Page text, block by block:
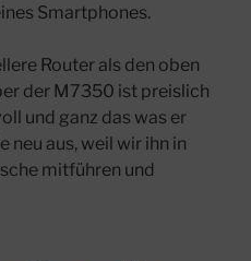
Smartphones.
Router als den oben
der M7350 ist preislich
und ganz das was er
neu aus, weil wir ihn in
mitführen und